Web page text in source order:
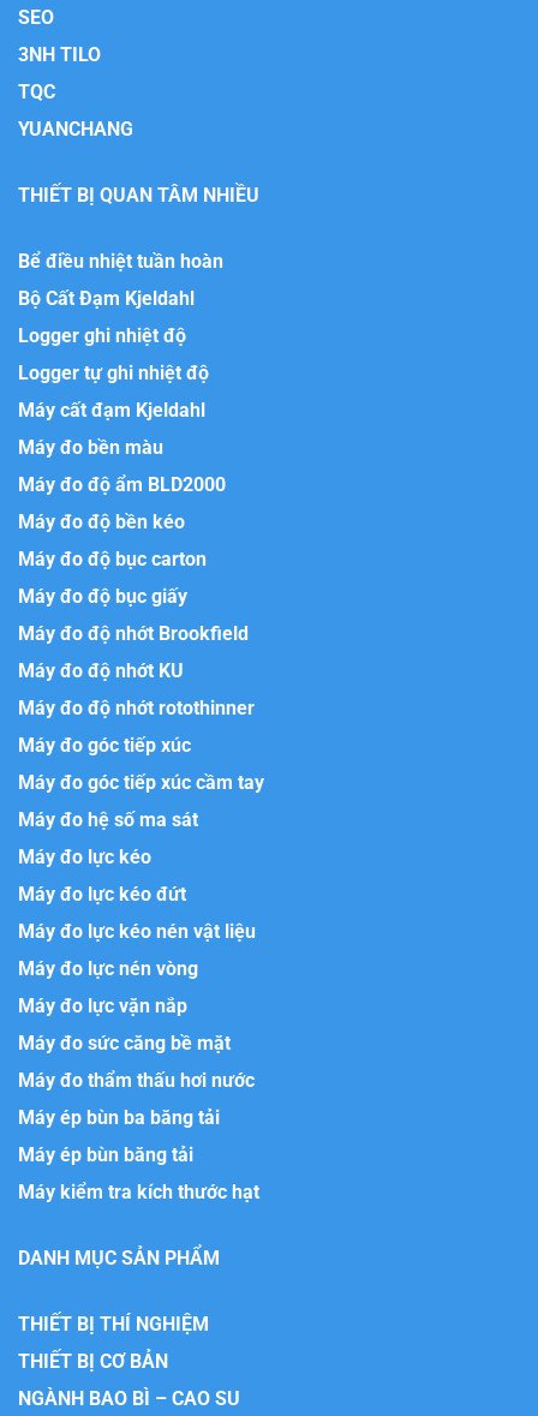
SEO
3NH TILO
TQC
YUANCHANG
THIẾT BỊ QUAN TÂM NHIỀU
Bể điều nhiệt tuần hoàn
Bộ Cất Đạm Kjeldahl
Logger ghi nhiệt độ
Logger tự ghi nhiệt độ
Máy cất đạm Kjeldahl
Máy đo bền màu
Máy đo độ ẩm BLD2000
Máy đo độ bền kéo
Máy đo độ bục carton
Máy đo độ bục giấy
Máy đo độ nhớt Brookfield
Máy đo độ nhớt KU
Máy đo độ nhớt rotothinner
Máy đo góc tiếp xúc
Máy đo góc tiếp xúc cầm tay
Máy đo hệ số ma sát
Máy đo lực kéo
Máy đo lực kéo đứt
Máy đo lực kéo nén vật liệu
Máy đo lực nén vòng
Máy đo lực vặn nắp
Máy đo sức căng bề mặt
Máy đo thẩm thấu hơi nước
Máy ép bùn ba băng tải
Máy ép bùn băng tải
Máy kiểm tra kích thước hạt
DANH MỤC SẢN PHẨM
THIẾT BỊ THÍ NGHIỆM
THIẾT BỊ CƠ BẢN
NGÀNH BAO BÌ – CAO SU